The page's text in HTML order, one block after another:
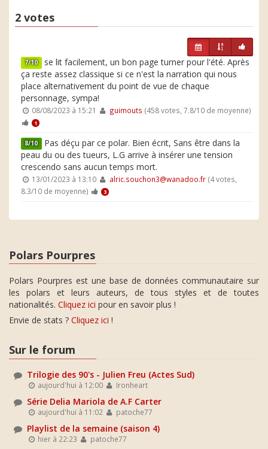
2 votes
7/10 se lit facilement, un bon page turner pour l'été. Après
ça reste assez classique si ce n'est la narration qui nous
place alternativement du point de vue de chaque
personnage, sympa!
08/08/2023 à 15:21 guimouts (458 votes, 7.8/10 de moyenne)
1
8/10 Pas déçu par ce polar. Bien écrit, Sans être dans la
peau du ou des tueurs, L.G arrive à insérer une tension
crescendo sans aucun temps mort.
13/01/2023 à 13:10 alric.souchon3@wanadoo.fr(4 votes,
8.3/10 de moyenne)
3
Polars Pourpres
Polars Pourpres est une base de données communautaire sur
les polars et leurs auteurs, de tous styles et de toutes
nationalités. Cliquez ici pour en savoir plus !
Envie de stats ? Cliquez ici !
Sur le forum
Trilogie des 90's - Julien Freu (Actes Sud)
aujourd'hui à 12:00 Ironheart
Série Delia Mariola de A.F Carter
aujourd'hui à 11:02 patoche77
Playlist de la semaine (saison 4)
hier à 22:23 patoche77